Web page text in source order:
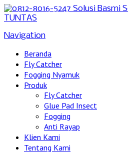
Navigation
Beranda
Fly Catcher
Fogging Nyamuk
Produk
Fly Catcher
Glue Pad Insect
Fogging
Anti Rayap
Klien Kami
Tentang Kami